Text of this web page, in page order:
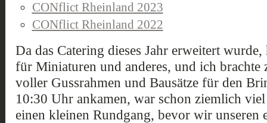
CONflict Rheinland 2023
CONflict Rheinland 2022
Da das Catering dieses Jahr erweitert
für Miniaturen und anderes, und ich
voller Gussrahmen und Bausätze für den
10:30 Uhr ankamen, war schon ziemlich
einen kleinen Rundgang, bevor wir unseren